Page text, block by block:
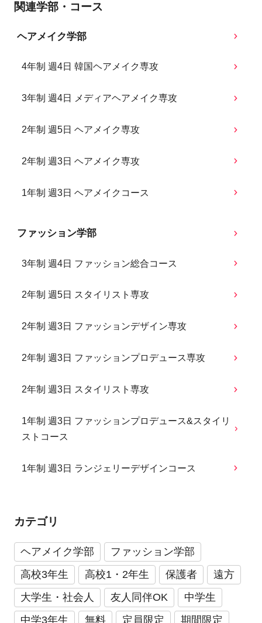
関連学部・コース
ヘアメイク学部
4年制 週4日 韓国ヘアメイク専攻
3年制 週4日 メディアヘアメイク専攻
2年制 週5日 ヘアメイク専攻
2年制 週3日 ヘアメイク専攻
1年制 週3日 ヘアメイクコース
ファッション学部
3年制 週4日 ファッション総合コース
2年制 週5日 スタイリスト専攻
2年制 週3日 ファッションデザイン専攻
2年制 週3日 ファッションプロデュース専攻
2年制 週3日 スタイリスト専攻
1年制 週3日 ファッションプロデュース&スタイリ
ストコース
1年制 週3日 ランジェリーデザインコース
カテゴリ
ヘアメイク学部
ファッション学部
高校3年生
高校1・2年生 保護者
遠方
大学生・社会人
友人同伴OK
中学生
中学3年生
無料 定員限定 期間限定